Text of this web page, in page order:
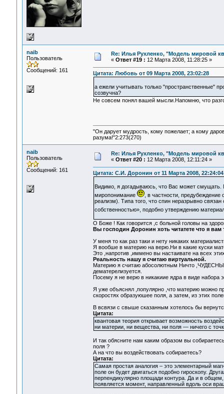
naib
Пользователь
Сообщений: 161
Re: Илья Рухленко, "Модель мировой
« Ответ #19 : 12 Марта 2008, 11:28:25 »
Цитата: Любовь от 09 Марта 2008, 23:02:28
а ежели учитывать только "пространственные"
созвучна?
Не совсем понял вашей мысли.Напомню, что
"Он дарует мудрость, кому пожелает; а кому
разума!"2:273(270)
naib
Пользователь
Сообщений: 161
Re: Илья Рухленко, "Модель мировой
« Ответ #20 : 12 Марта 2008, 12:11:24 »
Цитата: С.И. Доронин от 11 Марта 2008, 22:24:04
Видимо, я догадываюсь, что Вас может
миропонимание
, в частности, предубеждение
реализм). Типа того, что спин неразрывно
собственностью», подобно утверждению
О Боже ! Как говорится ,с больной головы на
Вы господин Доронин хоть читатете что я
У меня то как раз таки и нету никаких
Я вообше в материю на верю.Ни в какие куски
Это ,напротив ,иммено вы настаивате на всех
Реальность нашу я считаю виртуальной.
Материю я считаю абосолютным Ничто
дематерелизуется.
Посему я не верю в никакиие ядра в виде набора
Я уже объяснял ,популярно ,что материю можно
скоростях образуюшее поля, а затем, из этих
В всвязи с свыше сказанным хотелось бы
Цитата:
квантовая теория открывает возможность
ни материи, ни вещества, ни поля — ничего с
И так обясните нам каким образом вы
поля ?
А на что вы воздействовать собираетесь?
Цитата:
Самая простая аналогия – это элементарный
поле он будет двигаться подобно гироскопу.
перпендикулярно площади контура. Да и в общем,
появляется момент, направленный вдоль оси